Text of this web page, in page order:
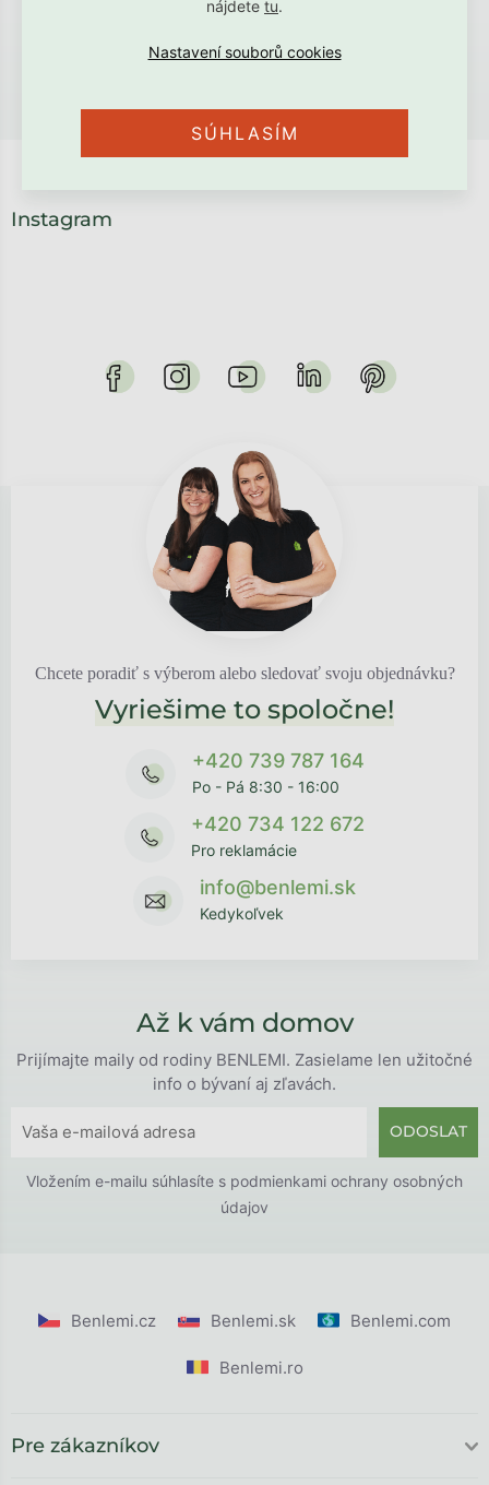
nájdete tu.
SÚHLASÍM
→ Zobraziť všetky referencie
Instagram
Chcete poradiť s výberom alebo sledovať svoju objednávku?
Vyriešime to spoločne!
+420 739 787 164
Po - Pá 8:30 - 16:00
+420 734 122 672
Pro reklamácie
info@benlemi.sk
Kedykoľvek
Až k vám domov
Prijímajte maily od rodiny BENLEMI. Zasielame len užitočné
info o bývaní aj zľavách.
ODOSLAT
Vložením e-mailu súhlasíte s podmienkami ochrany osobných
údajov
Benlemi.cz Benlemi.sk Benlemi.com
Benlemi.ro
Pre zákazníkov